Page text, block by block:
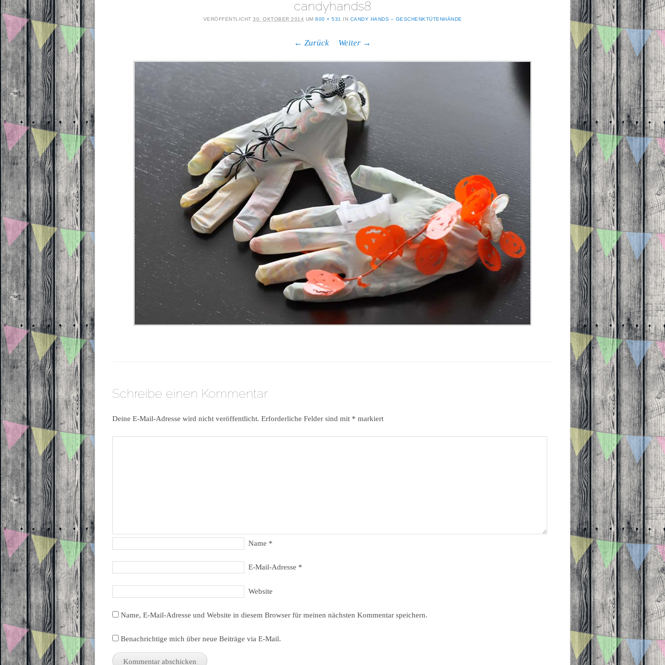
candyhands8
VERÖFFENTLICHT 30. OKTOBER 2014 UM 800 × 531 IN CANDY HANDS – GESCHENKTÜTENHÄNDE
← Zurück Weiter →
Schreibe einen Kommentar
Deine E-Mail-Adresse wird nicht veröffentlicht. Erforderliche Felder sind mit * markiert
Name *
E-Mail-Adresse *
Website
Name, E-Mail-Adresse und Website in diesem Browser für meinen nächsten Kommentar speichern.
Benachrichtige mich über neue Beiträge via E-Mail.